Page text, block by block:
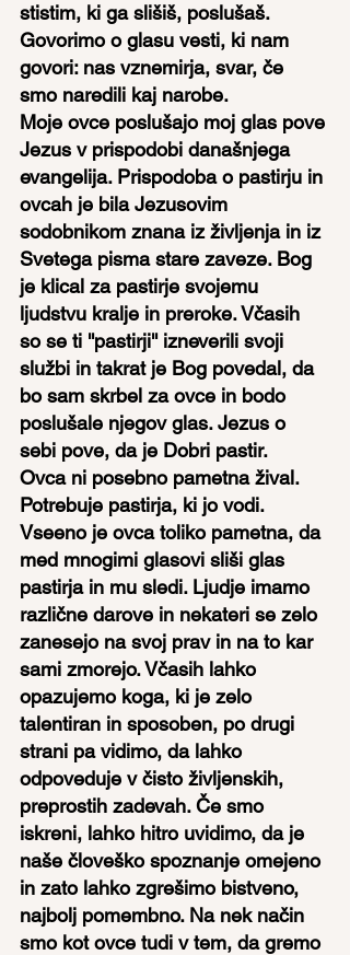
stistim, ki ga slišiš, poslušaš.
Govorimo o glasu vesti, ki nam
govori: nas vznemirja, svar, če
smo naredili kaj narobe.
Moje ovce poslušajo moj glas pove
Jezus v prispodobi današnjega
evangelija. Prispodoba o pastirju in
ovcah je bila Jezusovim
sodobnikom znana iz življenja in iz
Svetega pisma stare zaveze. Bog
je klical za pastirje svojemu
ljudstvu kralje in preroke. Včasih
so se ti ''pastirji'' izneverili svoji
službi in takrat je Bog povedal, da
bo sam skrbel za ovce in bodo
poslušale njegov glas. Jezus o
sebi pove, da je Dobri pastir.
Ovca ni posebno pametna žival.
Potrebuje pastirja, ki jo vodi.
Vseeno je ovca toliko pametna, da
med mnogimi glasovi sliši glas
pastirja in mu sledi. Ljudje imamo
različne darove in nekateri se zelo
zanesejo na svoj prav in na to kar
sami zmorejo. Včasih lahko
opazujemo koga, ki je zelo
talentiran in sposoben, po drugi
strani pa vidimo, da lahko
odpoveduje v čisto življenskih,
preprostih zadevah. Če smo
iskreni, lahko hitro uvidimo, da je
naše človeško spoznanje omejeno
in zato lahko zgrešimo bistveno,
najbolj pomembno. Na nek način
smo kot ovce tudi v tem, da gremo